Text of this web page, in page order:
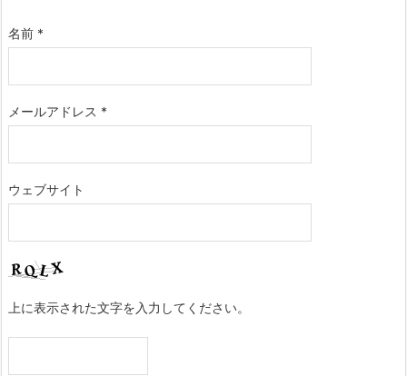
名前 *
メールアドレス *
ウェブサイト
上に表示された文字を入力してください。